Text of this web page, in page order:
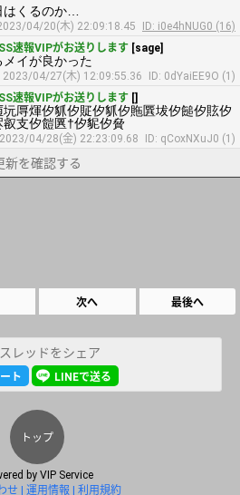
くるのか…
04/20(木) 22:09:18.45
ID: i0e4hNUG0 (16)
速報VIPがお送りします [sage]
イが良かった
2023/04/27(木) 12:09:55.36
ID: 0dYaiEE9O (1)
速報VIPがお送りします []
㕌煇㐴䝖㐴䝪㐴䝖㐴䝯㔵坺㐴䭔㐴䝮㐴
支㐴䭓㔴†㐴䝚㐴䝱
2023/04/28(金) 22:23:09.68 ID: qCoxNXuJ0 (1)
新を確認する
次へ 最後へ
レッドをシェア
ト LINEで送る
トップ
by VIP Service
せ
運用情報 利用規約